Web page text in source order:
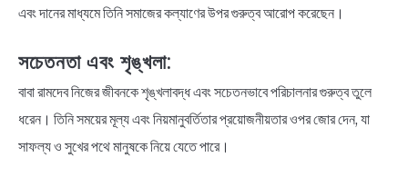
এবং দানের মাধ্যমে তিনি সমাজের কল্যাণের উপর গুরুত্ব আরোপ করেছেন।
সচেতনতা এবং শৃঙ্খলা:
বাবা রামদেব নিজের জীবনকে শৃঙ্খলাবদ্ধ এবং সচেতনভাবে পরিচালনার গুরুত্ব তুলে
ধরেন। তিনি সময়ের মূল্য এবং নিয়মানুবর্তিতার প্রয়োজনীয়তার ওপর জোর দেন, যা
সাফল্য ও সুখের পথে মানুষকে নিয়ে যেতে পারে।